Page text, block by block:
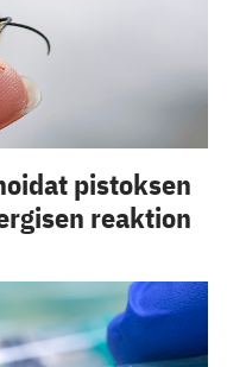
pistoksen
reaktion